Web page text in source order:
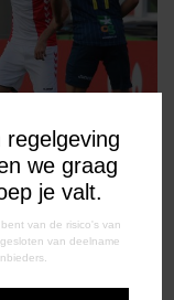
we graag
je valt.
van de risico's van
van deelname